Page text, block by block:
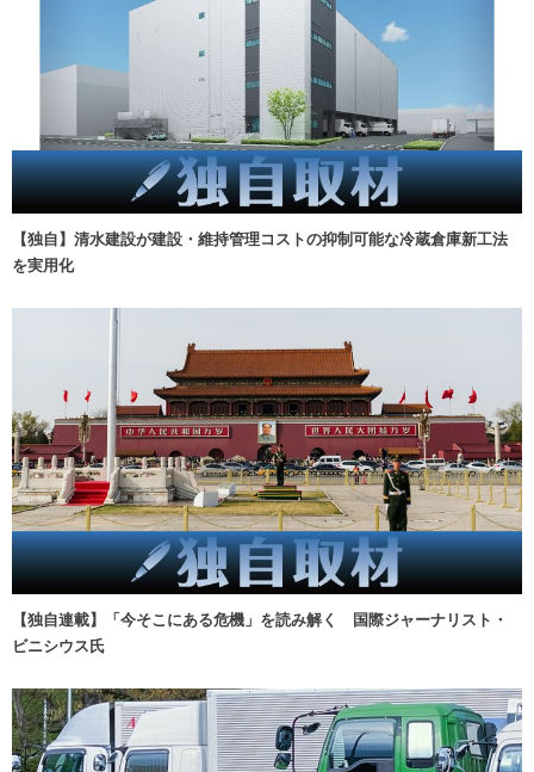
【独自】清水建設が建設・維持管理コストの抑制可能な冷蔵倉庫新工法
を実用化
【独自連載】「今そこにある危機」を読み解く 国際ジャーナリスト・
ビニシウス氏